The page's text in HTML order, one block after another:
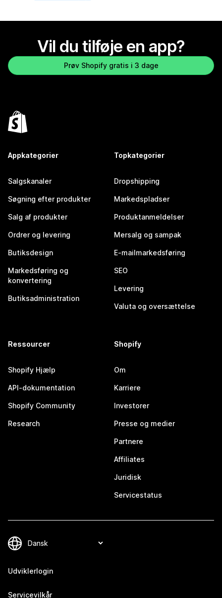
Vil du tilføje en app?
Prøv Shopify gratis i 3 dage
Appkategorier
Salgskanaler
Søgning efter produkter
Salg af produkter
Ordrer og levering
Butiksdesign
Markedsføring og
konvertering
Butiksadministration
Topkategorier
Dropshipping
Markedspladser
Produktanmeldelser
Mersalg og sampak
E-mailmarkedsføring
SEO
Levering
Valuta og oversættelse
Ressourcer
Shopify Hjælp
API-dokumentation
Shopify Community
Research
Shopify
Om
Karriere
Investorer
Presse og medier
Partnere
Affiliates
Juridisk
Servicestatus
Udviklerlogin
Servicevilkår